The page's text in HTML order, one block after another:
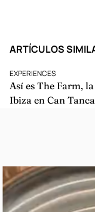
ARTÍCULOS
EXPERIENCES
Así es The Farm,
Ibiza en Can Tanca